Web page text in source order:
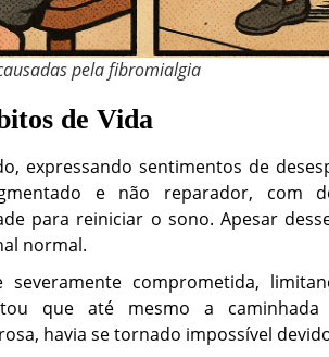
pela fibromialgia
de Vida
expressando sentimentos de
e não reparador, com
para reiniciar o sono. Apesar
normal.
severamente comprometida,
que até mesmo a
havia se tornado impossível